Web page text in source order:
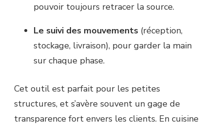
pouvoir toujours retracer la source.
Le suivi des mouvements (réception,
stockage, livraison), pour garder la main
sur chaque phase.
Cet outil est parfait pour les petites
structures, et s’avère souvent un gage de
transparence fort envers les clients. En cuisine